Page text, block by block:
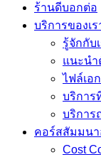
ร้านดีบอกต่อ
บริการของเร
รู้จักกับ
แนะนำ
ไฟล์เอ
บริการ
บริการ
คอร์สสัมมน
Cost